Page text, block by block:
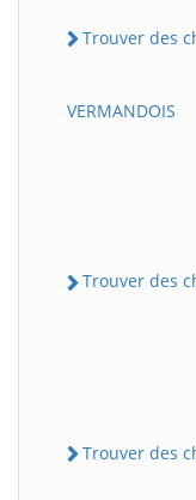
Trouver des
VERMANDOIS
Trouver des
Trouver des